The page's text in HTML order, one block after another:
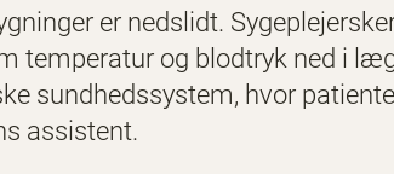
er nedslidt.
temperatur og blodtryk ned i
sundhedssystem, hvor
assistent.